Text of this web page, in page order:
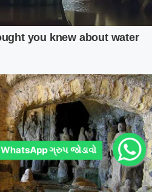
WhatsApp ગ્રુપ જોડાવો